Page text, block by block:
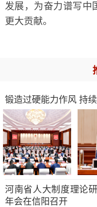
发展，为奋力谱写中
更大贡献。
锻造过硬能力作风 持
河南省人大制度理论
年会在信阳召开